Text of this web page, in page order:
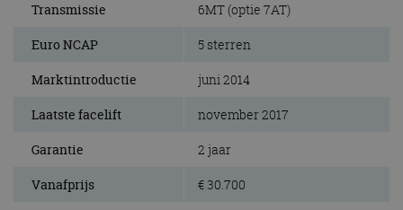
Transmissie 6MT (optie 7AT)
Euro NCAP 5 sterren
Marktintroductie juni 2014
Laatste facelift november 2017
Garantie 2 jaar
Vanafprijs € 30.700